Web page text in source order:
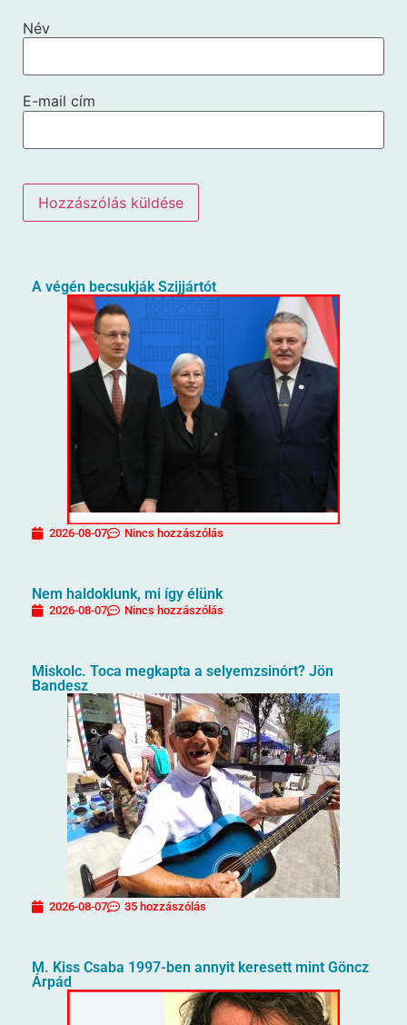
Név
E-mail cím
A végén becsukják Szijjártót
2026-08-07 Nincs hozzászólás
Nem haldoklunk, mi így élünk
2026-08-07 Nincs hozzászólás
Miskolc. Toca megkapta a selyemzsinórt? Jön
Bandesz
2026-08-07 35 hozzászólás
M. Kiss Csaba 1997-ben annyit keresett mint Göncz
Árpád